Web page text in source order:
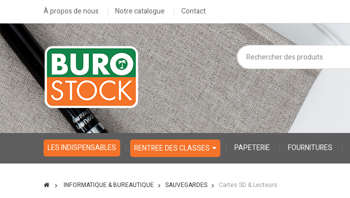
À propos de nous Notre catalogue Contact
LES INDISPENSABLES RENTREE DES CLASSES PAPETERIE FOURNITURES
INFORMATIQUE & BUREAUTIQUE SAUVEGARDES Cartes SD & Lecteurs